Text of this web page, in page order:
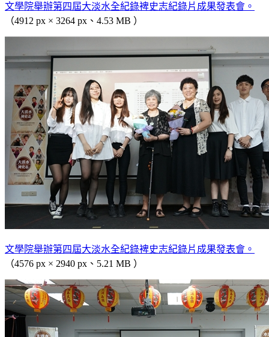
文學院舉辦第四屆大淡水全紀錄裨史志紀錄片成果發表會。
（4912 px × 3264 px、4.53 MB ）
文學院舉辦第四屆大淡水全紀錄裨史志紀錄片成果發表會。
（4576 px × 2940 px、5.21 MB ）